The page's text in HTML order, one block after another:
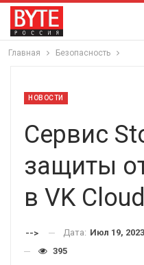
Главная Безопасность
НОВОСТИ
Сервис
защиты
в VK Cloud
--> Дата: Июл 19, 2023
395